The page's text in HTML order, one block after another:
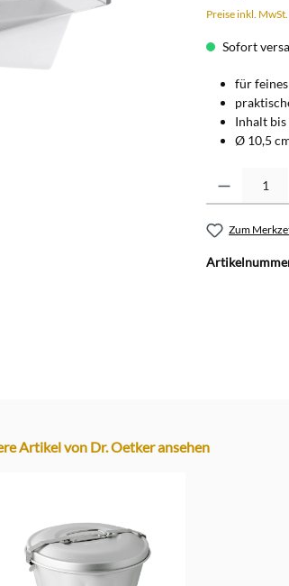
Preise inkl.
Sofort
für
Inhalt bis
Ø 10,5
Zum
Artikel von Dr. Oetker ansehen